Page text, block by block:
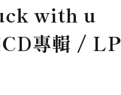
with u
專輯 / LP